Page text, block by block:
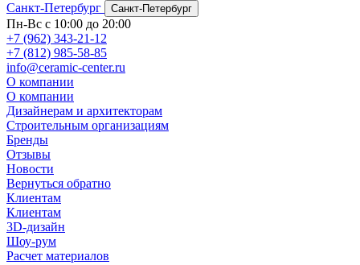
Санкт-Петербург
Санкт-Петербург
Пн-Вс с 10:00 до 20:00
+7 (962) 343-21-12
+7 (812) 985-58-85
info@ceramic-center.ru
О компании
О компании
Дизайнерам и архитекторам
Строительным организациям
Бренды
Отзывы
Новости
Вернуться обратно
Клиентам
Клиентам
3D-дизайн
Шоу-рум
Расчет материалов